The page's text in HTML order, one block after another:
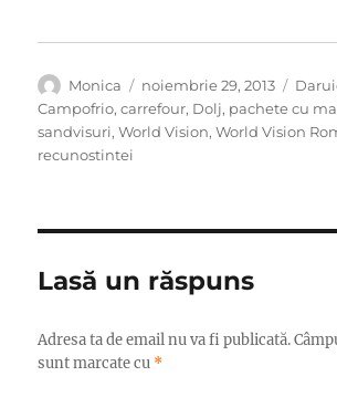
Autor
Monica
Publicat
pe
noiembrie 29, 2013
Campofrio,carrefour, Dolj, pachete cu
sandvisuri,World Vision,World Vision
recunostintei
Lasă un răspuns
Adresa ta de email nu va fi publicată.
sunt marcate cu *